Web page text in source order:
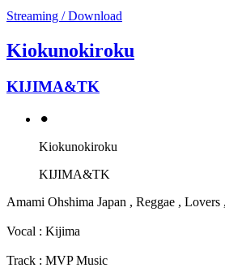
Streaming / Download
Kiokunokiroku
KIJIMA&TK
⚫︎
Kiokunokiroku
KIJIMA&TK
Amami Ohshima Japan , Reggae , Lovers
Vocal : Kijima
Track : MVP Music